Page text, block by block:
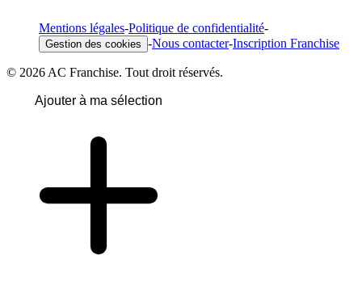
Mentions légales-Politique de confidentialité-
Gestion des cookies -Nous contacter-Inscription Franchise
© 2026 AC Franchise. Tout droit réservés.
Ajouter à ma sélection